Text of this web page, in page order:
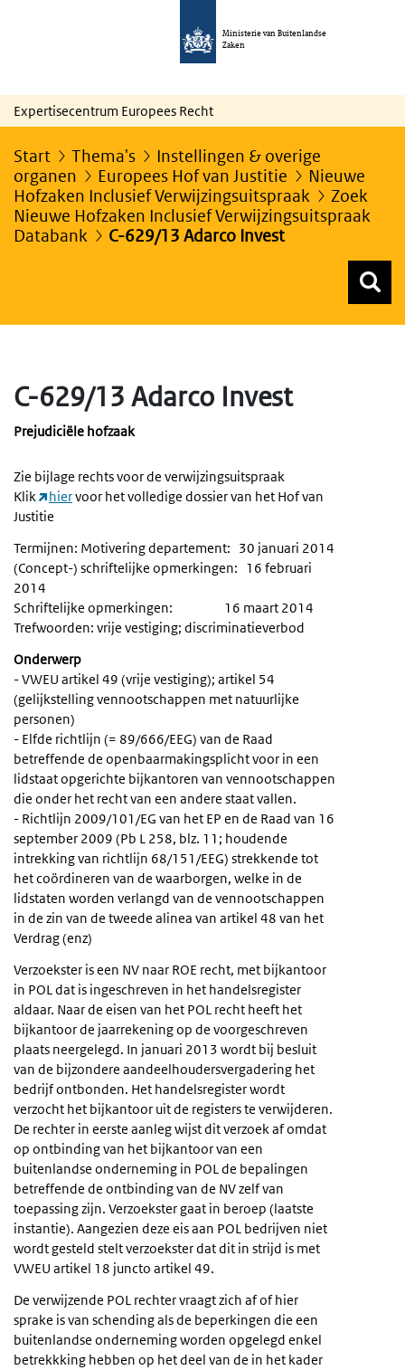
Ministerie van Buitenlandse
Zaken
Expertisecentrum Europees Recht
Start Thema's
Instellingen & overige
organen
Europees Hof van Justitie
Nieuwe
Hofzaken Inclusief Verwijzingsuitspraak
Zoek
Nieuwe Hofzaken Inclusief Verwijzingsuitspraak
Databank
C-629/13 Adarco Invest
C-629/13 Adarco Invest
Prejudiciële hofzaak
Zie bijlage rechts voor de verwijzingsuitspraak
Klik
hiervoor het volledige dossier van het Hof van
Justitie
Termijnen: Motivering departement: 30 januari 2014
(Concept-) schriftelijke opmerkingen: 16 februari
2014
Schriftelijke opmerkingen: 16 maart 2014
Trefwoorden: vrije vestiging; discriminatieverbod
Onderwerp
- VWEU artikel 49 (vrije vestiging); artikel 54
(gelijkstelling vennootschappen met natuurlijke
personen)
- Elfde richtlijn (= 89/666/EEG) van de Raad
betreffende de openbaarmakingsplicht voor in een
lidstaat opgerichte bijkantoren van vennootschappen
die onder het recht van een andere staat vallen.
- Richtlijn 2009/101/EG van het EP en de Raad van 16
september 2009 (Pb L 258, blz. 11; houdende
intrekking van richtlijn 68/151/EEG) strekkende tot
het coördineren van de waarborgen, welke in de
lidstaten worden verlangd van de vennootschappen
in de zin van de tweede alinea van artikel 48 van het
Verdrag (enz)
Verzoekster is een NV naar ROE recht, met bijkantoor
in POL dat is ingeschreven in het handelsregister
aldaar. Naar de eisen van het POL recht heeft het
bijkantoor de jaarrekening op de voorgeschreven
plaats neergelegd. In januari 2013 wordt bij besluit
van de bijzondere aandeelhoudersvergadering het
bedrijf ontbonden. Het handelsregister wordt
verzocht het bijkantoor uit de registers te verwijderen.
De rechter in eerste aanleg wijst dit verzoek af omdat
op ontbinding van het bijkantoor van een
buitenlandse onderneming in POL de bepalingen
betreffende de ontbinding van de NV zelf van
toepassing zijn. Verzoekster gaat in beroep (laatste
instantie). Aangezien deze eis aan POL bedrijven niet
wordt gesteld stelt verzoekster dat dit in strijd is met
VWEU artikel 18 juncto artikel 49.
De verwijzende POL rechter vraagt zich af of hier
sprake is van schending als de beperkingen die een
buitenlandse onderneming worden opgelegd enkel
betrekkking hebben op het deel van de in het kader